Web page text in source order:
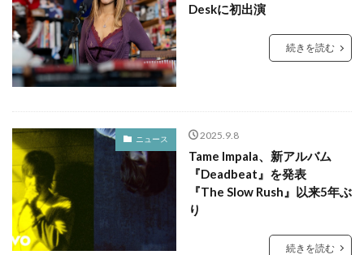
Deskに初出演
続きを読む
ニュース 2025.9.8
Tame Impala、新アルバム
『Deadbeat』を発表
『The Slow Rush』以来5年ぶ
り
続きを読む